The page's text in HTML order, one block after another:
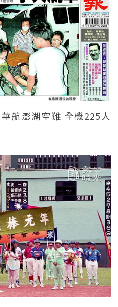
航澎湖空難 全機225人